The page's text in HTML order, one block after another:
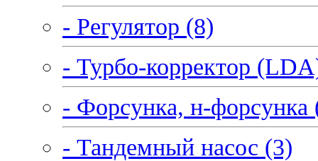
- Регулятор (8)
- Турбо-корректор
- Форсунка, н-форсунка
- Тандемный насос (3)